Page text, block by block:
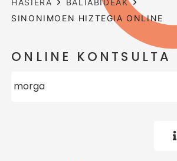
HASIERA
BALIABIDEAK
SINONIMOEN HIZTEGIA ONLINE
ONLINE KONTSULTA